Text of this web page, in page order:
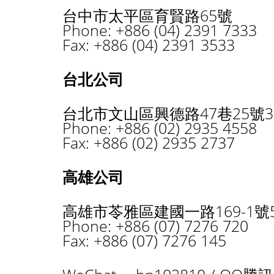
台中市太平區育賢路65號
Phone: +886 (04) 2391 7333
Fax: +886 (04) 2391 3533
台北公司
台北市文山區興德路47巷25號
Phone: +886 (02) 2935 4558
Fax: +886 (02) 2935 2737
高雄公司
高雄市苓雅區建國一路169-1號
Phone: +886 (07) 7276 720
Fax: +886 (07) 7276 145